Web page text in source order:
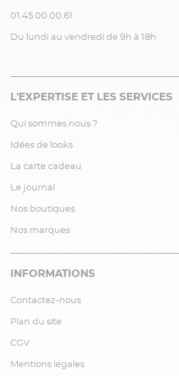
01.45.00.00.61
Du lundi au vendredi de 9h à 18h
L'EXPERTISE ET LES SERVICES
Qui sommes nous ?
Idées de looks
La carte cadeau
Le journal
Nos boutiques
Nos marques
INFORMATIONS
Contactez-nous
Plan du site
CGV
Mentions légales